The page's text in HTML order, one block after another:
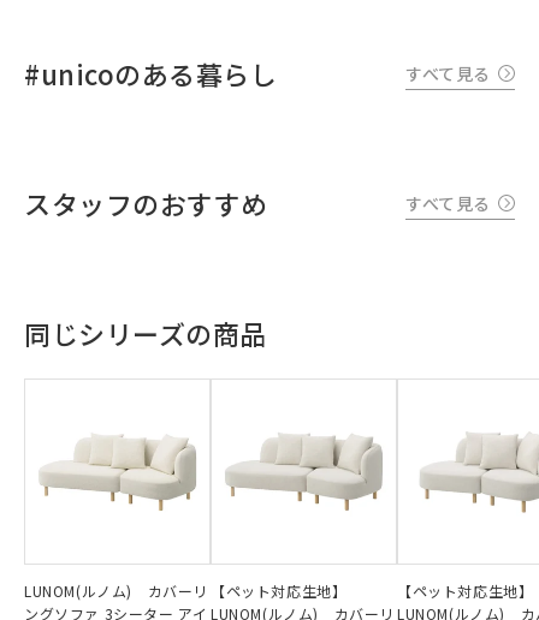
#unicoのある暮らし すべて見る
スタッフのおすすめ すべて見る
同じシリーズの商品
LUNOM(ルノム) カバーリ
ングソファ 3シーター アイ
【ペット対応生地】
LUNOM(ルノム) カバーリ
【ペット対応生地】
LUNOM(ルノム) カ